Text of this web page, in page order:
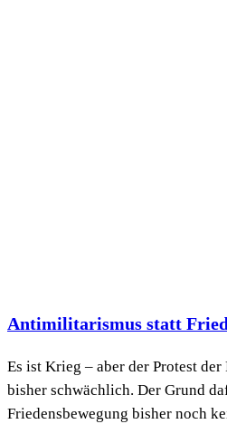
Antimilitarismus statt
Es ist Krieg – aber der Protest
bisher schwächlich. Der Grund
Friedensbewegung bisher noch